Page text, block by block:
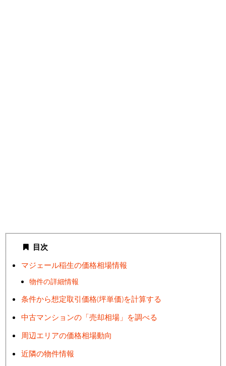
目次
マジェール稲生の価格相場情報
物件の詳細情報
条件から想定取引価格(坪単価)を計算する
中古マンションの「売却相場」を調べる
周辺エリアの価格相場動向
近隣の物件情報